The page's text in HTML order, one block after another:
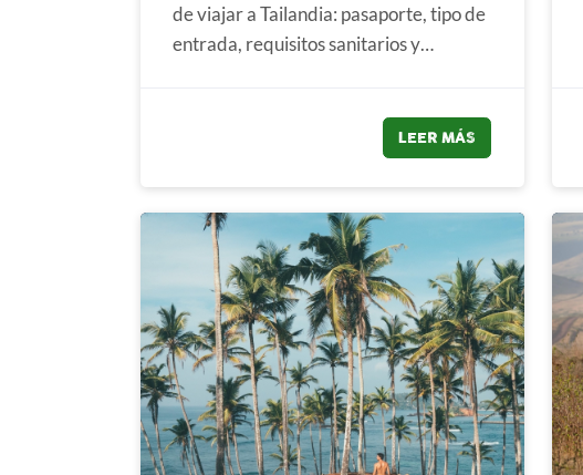
de viajar a Tailandia: pasaporte, tipo de
entrada, requisitos sanitarios y
LEER MÁS